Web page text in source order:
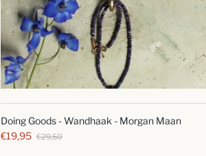
SNELLE
BLIK
Doing Goods - Wandhaak - Morgan Maan
€19,95 €29,50